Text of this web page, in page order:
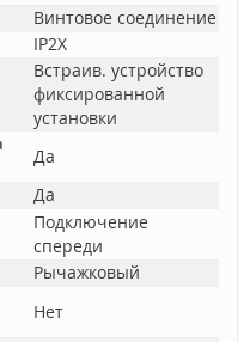
Винтовое соединение
IP2X
Встраив. устройство
фиксированной
установки
Да
Да
Подключение
спереди
Рычажковый
Нет